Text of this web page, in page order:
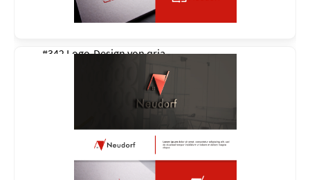
#342 Logo-Design vonqria